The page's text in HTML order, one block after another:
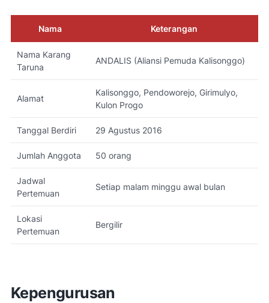
Nama Keterangan
Nama Karang
Taruna
ANDALIS (Aliansi Pemuda Kalisonggo)
Alamat
Kalisonggo, Pendoworejo, Girimulyo,
Kulon Progo
Tanggal Berdiri 29 Agustus 2016
Jumlah Anggota 50 orang
Jadwal
Pertemuan
Setiap malam minggu awal bulan
Lokasi
Pertemuan
Bergilir
Kepengurusan